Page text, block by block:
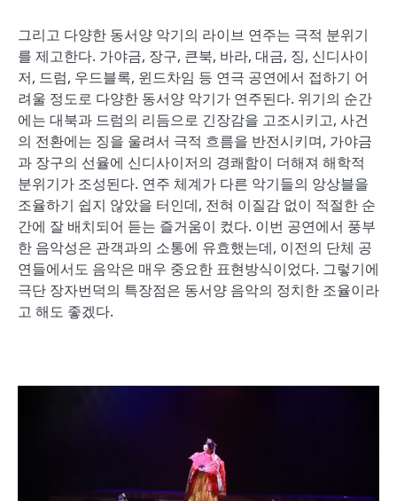
그리고 다양한 동서양 악기의 라이브 연주는 극적 분위기
를 제고한다. 가야금, 장구, 큰북, 바라, 대금, 징, 신디사이
저, 드럼, 우드블록, 윈드차임 등 연극 공연에서 접하기 어
려울 정도로 다양한 동서양 악기가 연주된다. 위기의 순간
에는 대북과 드럼의 리듬으로 긴장감을 고조시키고, 사건
의 전환에는 징을 울려서 극적 흐름을 반전시키며, 가야금
과 장구의 선율에 신디사이저의 경쾌함이 더해져 해학적
분위기가 조성된다. 연주 체계가 다른 악기들의 앙상블을
조율하기 쉽지 않았을 터인데, 전혀 이질감 없이 적절한 순
간에 잘 배치되어 듣는 즐거움이 컸다. 이번 공연에서 풍부
한 음악성은 관객과의 소통에 유효했는데, 이전의 단체 공
연들에서도 음악은 매우 중요한 표현방식이었다. 그렇기에
극단 장자번덕의 특장점은 동서양 음악의 정치한 조율이라
고 해도 좋겠다.